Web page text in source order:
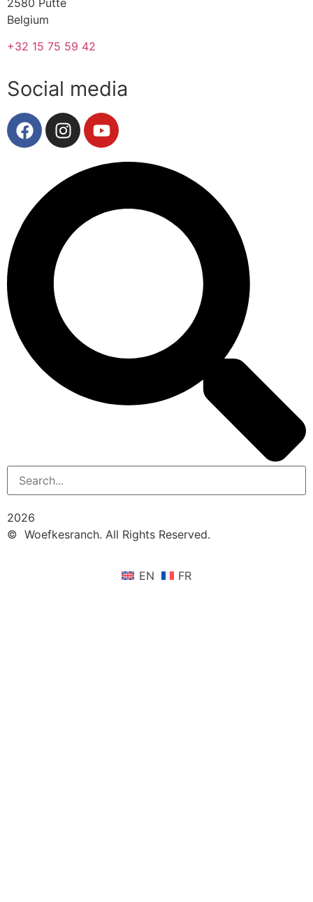
Belgium
+32 15 75 59 42
Social media
2026
© Woefkesranch. All Rights Reserved.
EN FR